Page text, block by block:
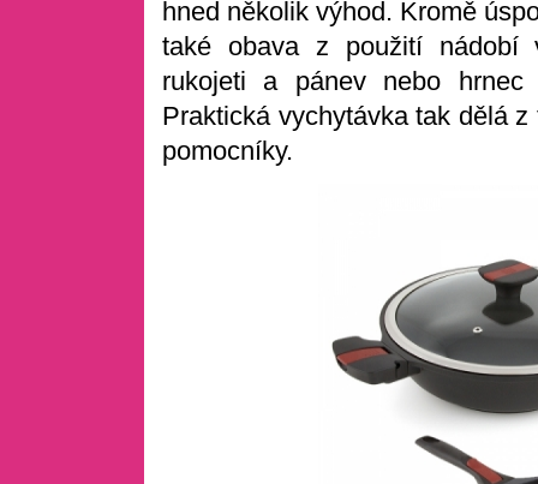
hned několik výhod. Kromě
také obava z použití nádobí
rukojeti a pánev nebo
Praktická vychytávka tak dělá
pomocníky.